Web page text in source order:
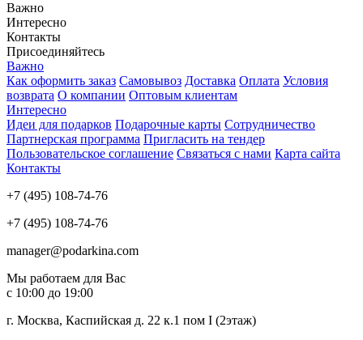
Важно
Интересно
Контакты
Присоединяйтесь
Важно
Как оформить заказ Самовывоз Доставка Оплата Условия
возврата О компании Оптовым клиентам
Интересно
Идеи для подарков Подарочные карты Сотрудничество
Партнерская программа Пригласить на тендер
Пользовательское соглашение Связаться с нами Карта сайта
Контакты
+7 (495) 108-74-76
+7 (495) 108-74-76
manager@podarkina.com
Мы работаем для Вас
с 10:00 до 19:00
г. Москва, Каспийская д. 22 к.1 пом I (2этаж)